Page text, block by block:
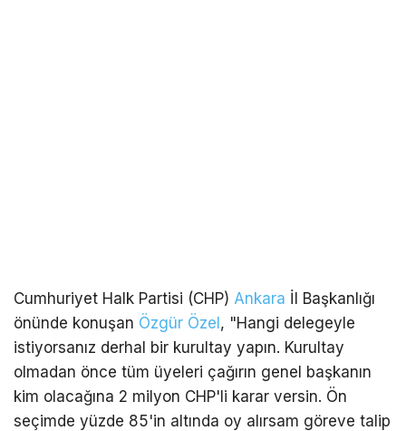
Cumhuriyet Halk Partisi (CHP) Ankara İl Başkanlığı
önünde konuşan Özgür Özel, "Hangi delegeyle
istiyorsanız derhal bir kurultay yapın. Kurultay
olmadan önce tüm üyeleri çağırın genel başkanın
kim olacağına 2 milyon CHP'li karar versin. Ön
seçimde yüzde 85'in altında oy alırsam göreve talip